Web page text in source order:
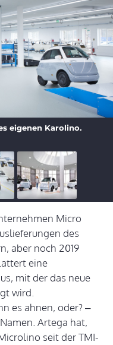
eigenen Karolino.
Micro
des
aber noch 2019
eine
mit der das neue
wird.
es ahnen, oder? –
Artega hat,
seit der TMI-